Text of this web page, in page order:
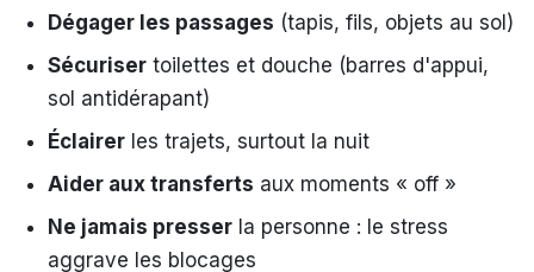
Dégager les passages (tapis, fils, objets au sol)
Sécuriser toilettes et douche (barres d'appui,
sol antidérapant)
Éclairer les trajets, surtout la nuit
Aider aux transferts aux moments « off »
Ne jamais presser la personne : le stress
aggrave les blocages